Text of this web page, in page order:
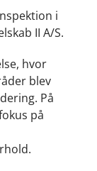
i
II A/S.
hvor
blev
På
på